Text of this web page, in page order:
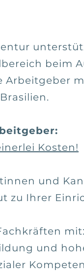
beim
Arbeitgeber
Kosten!
und
zu Ihrer
mit:
und